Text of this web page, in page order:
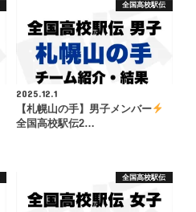
全国高校駅伝
2025.12.1
【札幌山の手】男子メンバー
全国高校駅伝2…
全国高校駅伝